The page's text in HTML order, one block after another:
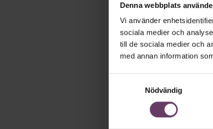
Denna webbplats
Vi använder
sociala medier och
till de sociala medier och
med annan information
Nödvändig